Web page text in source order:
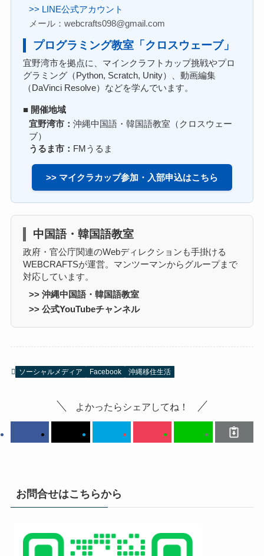
>> LINE公式アカウント
メール：webcrafts098@gmail.com
プログラミング教室「クロスウェーブ」
宜野湾市を拠点に、マインクラフトカップ挑戦やプロ
グラミング（Python, Scratch, Unity）、動画編集
（DaVinci Resolve）などを学んでいます。
■ 開催地域
宜野湾市： 沖縄中国語・韓国語教室（クロスウェー
ブ）
うるま市： FMうるま
>> マイクラカップ参加・入部申込はこちら
中国語・韓国語教室
政府・官公庁関連のWebディレクションも手掛ける
WEBCRAFTSが運営。マンツーマンからグループまで
対応しています。
>> 沖縄中国語・韓国語教室
>> 公式YouTubeチャンネル
ソーシャルメディア Facebook 沖縄移住生活
よかったらシェアしてね！
お問合せはこちらから